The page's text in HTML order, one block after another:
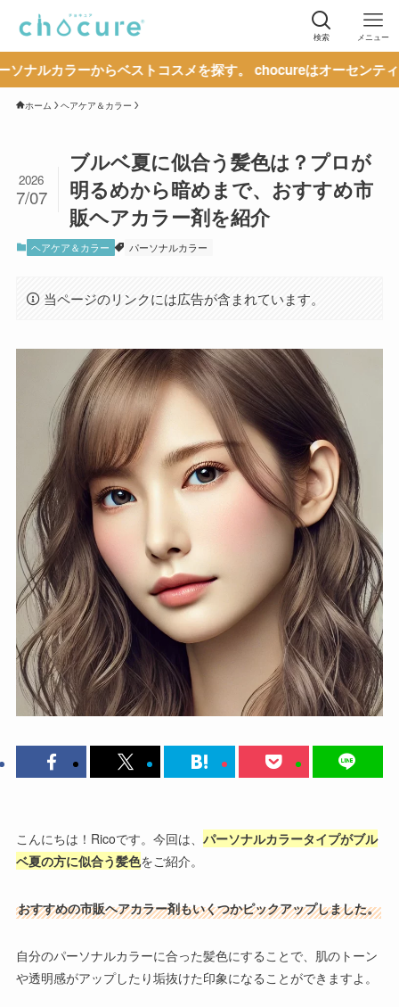
検索 メニュー
ベストコスメを探す。 chocureはオーセンティックな情報の
ホーム ヘアケア＆カラー
ブルベ夏に似合う髪色は？プロが
明るめから暗めまで、おすすめ市
販ヘアカラー剤を紹介
2026
7/07
ヘアケア＆カラー パーソナルカラー
当ページのリンクには広告が含まれています。
こんにちは！Ricoです。今回は、 パーソナルカラータイプがブル
ベ夏の方に似合う髪色をご紹介。
おすすめの市販ヘアカラー剤もいくつかピックアップしました。
自分のパーソナルカラーに合った髪色にすることで、肌のトーン
や透明感がアップしたり垢抜けた印象になることができますよ。